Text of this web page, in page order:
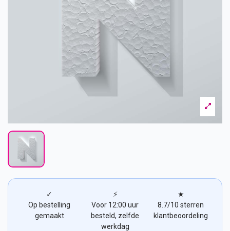
✓
Op bestelling
gemaakt
⚡
Voor 12:00 uur
besteld, zelfde
werkdag
★
8.7/10 sterren
klantbeoordeling